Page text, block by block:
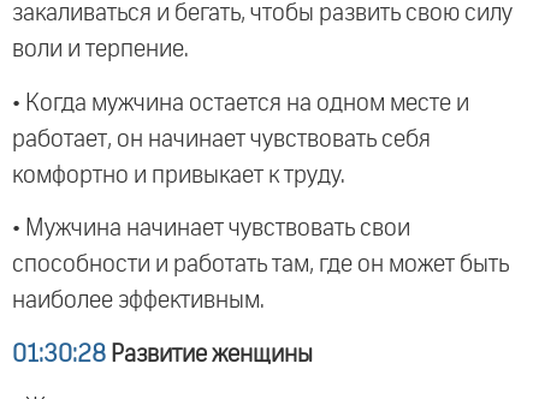
закаливаться и бегать, чтобы развить свою силу
воли и терпение.
• Когда мужчина остается на одном месте и
работает, он начинает чувствовать себя
комфортно и привыкает к труду.
• Мужчина начинает чувствовать свои
способности и работать там, где он может быть
наиболее эффективным.
01:30:28 Развитие женщины